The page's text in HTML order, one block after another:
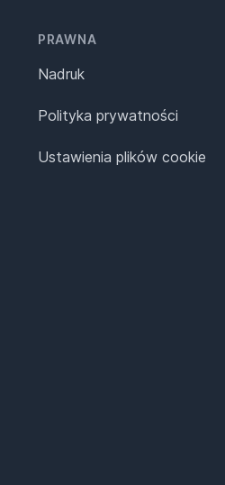
PRAWNA
Nadruk
Polityka prywatności
Ustawienia plików cookie